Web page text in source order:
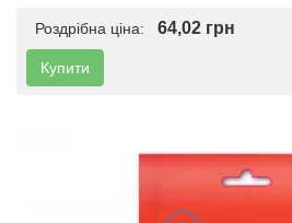
Роздрібна ціна: 64,02 грн
Купити